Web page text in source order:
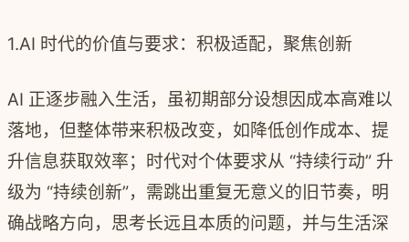
1.AI 时代的价值与要求：积极适配，聚焦创新
AI 正逐步融入生活，虽初期部分设想因成本高难以
落地，但整体带来积极改变，如降低创作成本、提
升信息获取效率；时代对个体要求从 “持续行动” 升
级为 “持续创新”，需跳出重复无意义的旧节奏，明
确战略方向，思考长远且本质的问题，并与生活深